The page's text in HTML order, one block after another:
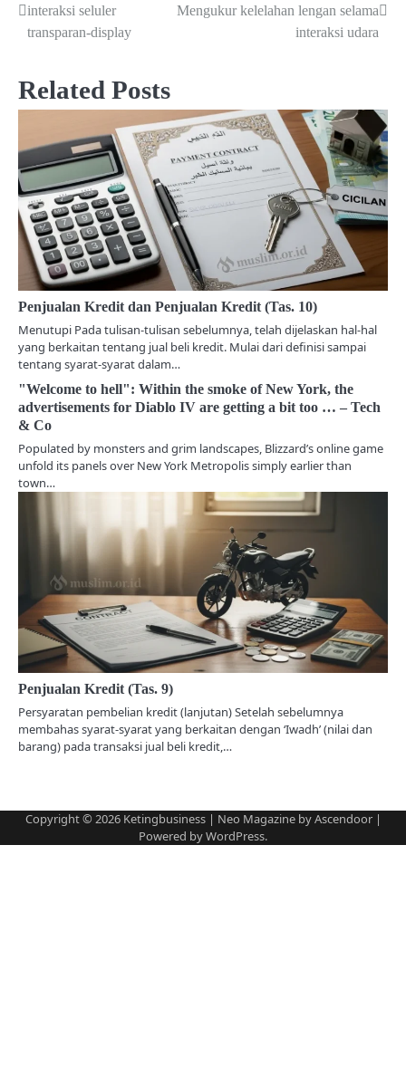
o
t
a
v
i
g
a
t
i
o
n
interaksi seluler
transparan-display
Mengukur kelelahan lengan selama
interaksi udara
Related Posts
Penjualan Kredit dan Penjualan Kredit (Tas. 10)
Menutupi Pada tulisan-tulisan sebelumnya, telah dijelaskan hal-hal
yang berkaitan tentang jual beli kredit. Mulai dari definisi sampai
tentang syarat-syarat dalam…
"Welcome to hell": Within the smoke of New York, the
advertisements for Diablo IV are getting a bit too … – Tech
& Co
Populated by monsters and grim landscapes, Blizzard’s online game
unfold its panels over New York Metropolis simply earlier than
town…
Penjualan Kredit (Tas. 9)
Persyaratan pembelian kredit (lanjutan) Setelah sebelumnya
membahas syarat-syarat yang berkaitan dengan ‘Iwadh’ (nilai dan
barang) pada transaksi jual beli kredit,…
Copyright © 2026 Ketingbusiness| Neo Magazine byAscendoor|
Powered byWordPress.